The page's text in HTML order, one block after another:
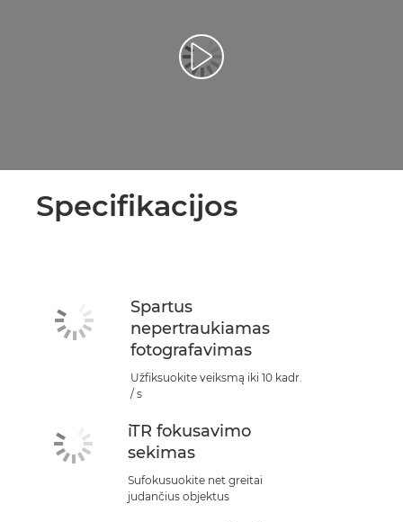
Specifikacijos
Spartus
nepertraukiamas
fotografavimas
Užfiksuokite veiksmą iki 10 kadr.
/ s
iTR fokusavimo
sekimas
Sufokusuokite net greitai
judančius objektus